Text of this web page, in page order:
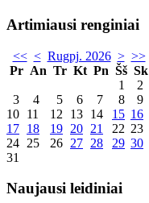
Artimiausi renginiai
<< < Rugpj. 2026 > >>
Pr An Tr Kt Pn Šš Sk
1
2
3
4 5 6 7 8
9
10 11 12 13 14 15 16
17 18 19 20 21 22 23
24 25 26 27 28 29 30
31
Naujausi leidiniai